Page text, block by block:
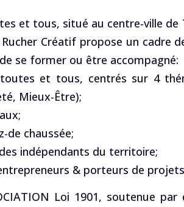
et tous, situé au centre-ville de
Créatif propose un cadre
se former ou être accompagné:
et tous, centrés sur 4
Mieux-Être);
de chaussée;
indépendants du territoire;
& porteurs de
Loi 1901, soutenue